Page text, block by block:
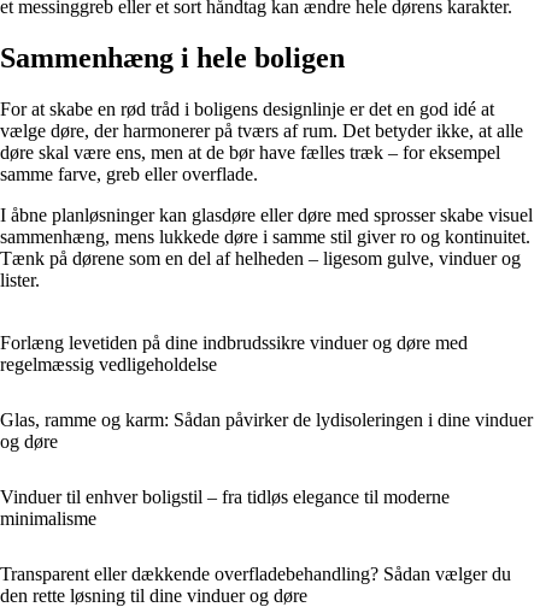
et messinggreb eller et sort håndtag kan ændre hele dørens karakter.
Sammenhæng i hele boligen
For at skabe en rød tråd i boligens designlinje er det en god idé at
vælge døre, der harmonerer på tværs af rum. Det betyder ikke, at alle
døre skal være ens, men at de bør have fælles træk – for eksempel
samme farve, greb eller overflade.
I åbne planløsninger kan glasdøre eller døre med sprosser skabe visuel
sammenhæng, mens lukkede døre i samme stil giver ro og kontinuitet.
Tænk på dørene som en del af helheden – ligesom gulve, vinduer og
lister.
Forlæng levetiden på dine indbrudssikre vinduer og døre med
regelmæssig vedligeholdelse
Glas, ramme og karm: Sådan påvirker de lydisoleringen i dine vinduer
og døre
Vinduer til enhver boligstil – fra tidløs elegance til moderne
minimalisme
Transparent eller dækkende overfladebehandling? Sådan vælger du
den rette løsning til dine vinduer og døre